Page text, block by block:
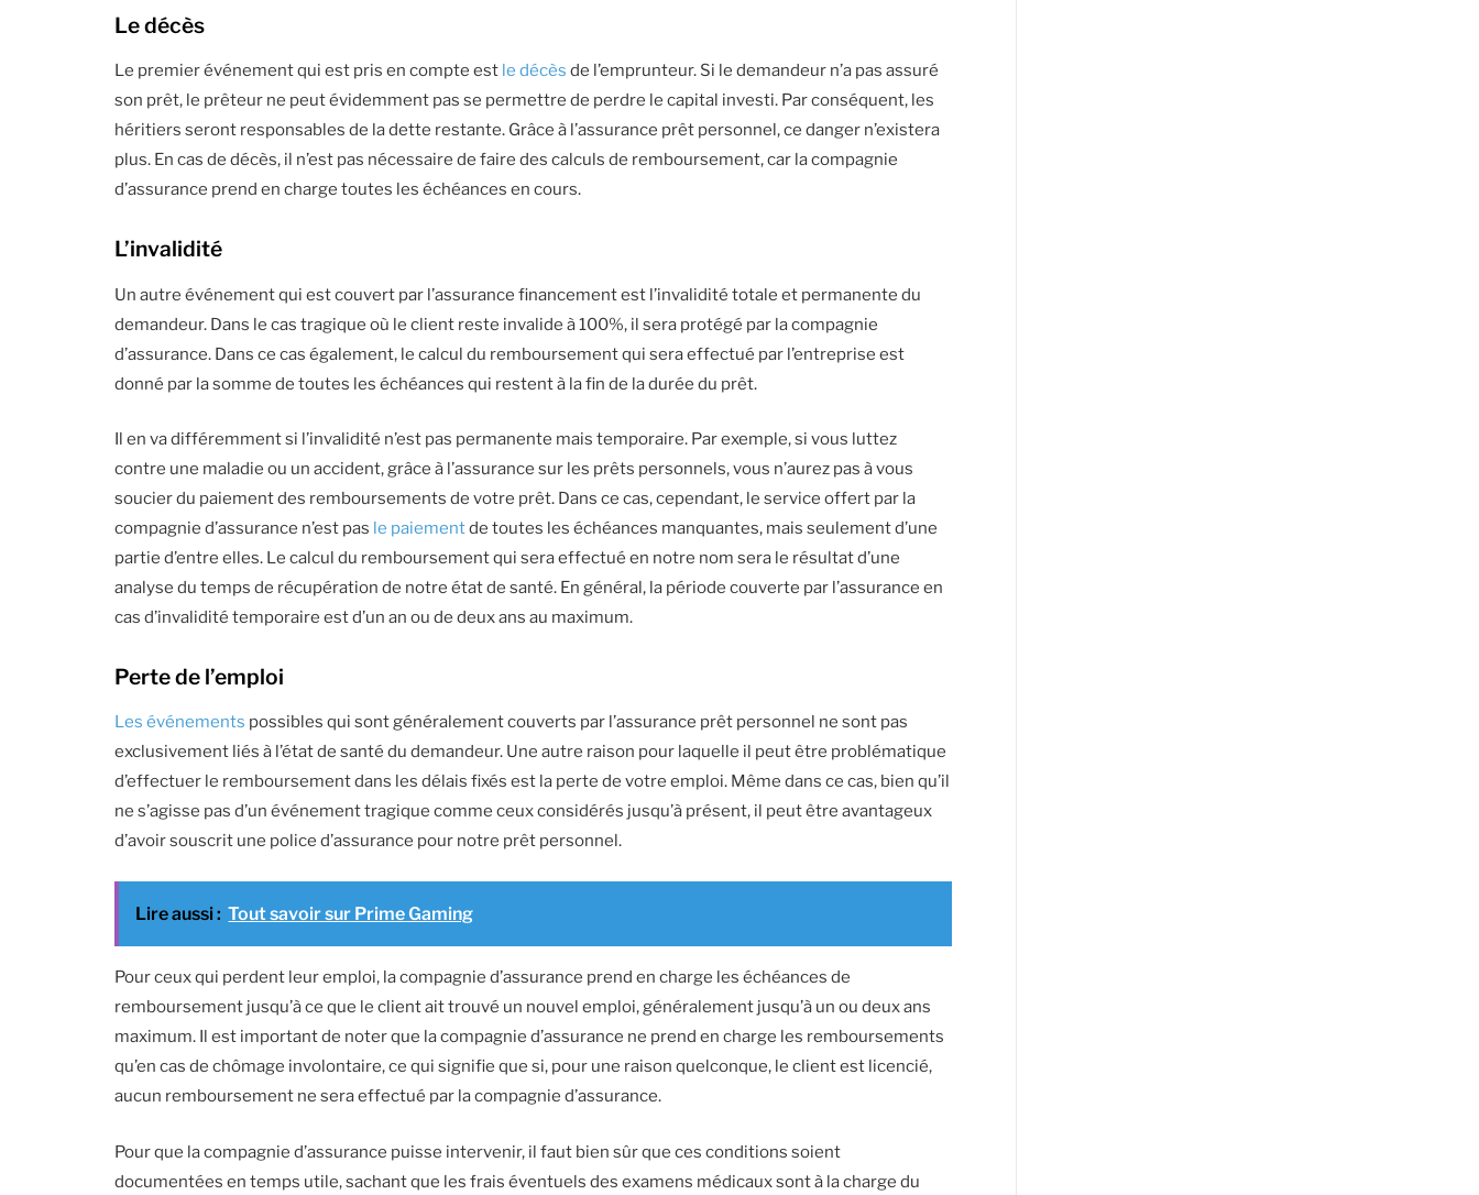
Le décès
Le premier événement qui est pris en compte est le décès de l’emprunteur. Si le demandeur n’a pas assuré
son prêt, le prêteur ne peut évidemment pas se permettre de perdre le capital investi. Par conséquent, les
héritiers seront responsables de la dette restante. Grâce à l’assurance prêt personnel, ce danger n’existera
plus. En cas de décès, il n’est pas nécessaire de faire des calculs de remboursement, car la compagnie
d’assurance prend en charge toutes les échéances en cours.
L’invalidité
Un autre événement qui est couvert par l’assurance financement est l’invalidité totale et permanente du
demandeur. Dans le cas tragique où le client reste invalide à 100%, il sera protégé par la compagnie
d’assurance. Dans ce cas également, le calcul du remboursement qui sera effectué par l’entreprise est
donné par la somme de toutes les échéances qui restent à la fin de la durée du prêt.
Il en va différemment si l’invalidité n’est pas permanente mais temporaire. Par exemple, si vous luttez
contre une maladie ou un accident, grâce à l’assurance sur les prêts personnels, vous n’aurez pas à vous
soucier du paiement des remboursements de votre prêt. Dans ce cas, cependant, le service offert par la
compagnie d’assurance n’est pas le paiementde toutes les échéances manquantes, mais seulement d’une
partie d’entre elles. Le calcul du remboursement qui sera effectué en notre nom sera le résultat d’une
analyse du temps de récupération de notre état de santé. En général, la période couverte par l’assurance en
cas d’invalidité temporaire est d’un an ou de deux ans au maximum.
Perte de l’emploi
Les événements possibles qui sont généralement couverts par l’assurance prêt personnel ne sont pas
exclusivement liés à l’état de santé du demandeur. Une autre raison pour laquelle il peut être problématique
d’effectuer le remboursement dans les délais fixés est la perte de votre emploi. Même dans ce cas, bien qu’il
ne s’agisse pas d’un événement tragique comme ceux considérés jusqu’à présent, il peut être avantageux
d’avoir souscrit une police d’assurance pour notre prêt personnel.
Lire aussi : Tout savoir sur Prime Gaming
Pour ceux qui perdent leur emploi, la compagnie d’assurance prend en charge les échéances de
remboursement jusqu’à ce que le client ait trouvé un nouvel emploi, généralement jusqu’à un ou deux ans
maximum. Il est important de noter que la compagnie d’assurance ne prend en charge les remboursements
qu’en cas de chômage involontaire, ce qui signifie que si, pour une raison quelconque, le client est licencié,
aucun remboursement ne sera effectué par la compagnie d’assurance.
Pour que la compagnie d’assurance puisse intervenir, il faut bien sûr que ces conditions soient
documentées en temps utile, sachant que les frais éventuels des examens médicaux sont à la charge du